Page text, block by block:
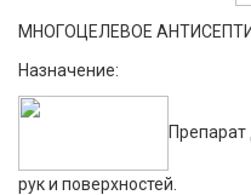
МНОГОЦЕЛЕВОЕ
Назначение:
Препарат
рук и поверхностей.